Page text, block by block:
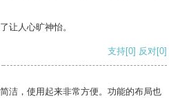
让人心旷神怡。
支持[0] 反对[0]
洁，使用起来非常方便。功能的布局也